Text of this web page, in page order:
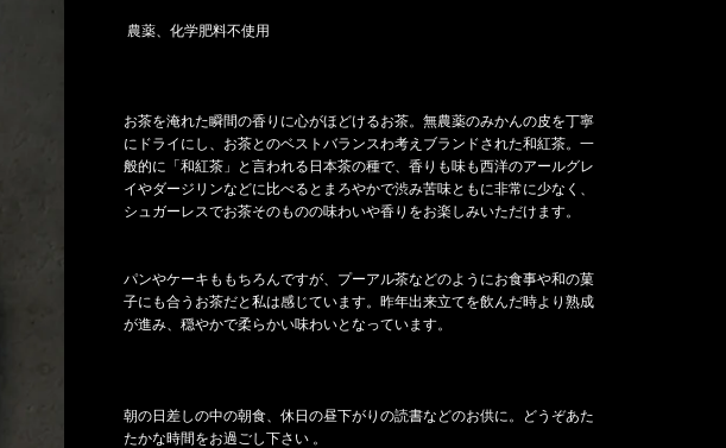
農薬、化学肥料不使用
お茶を淹れた瞬間の香りに心がほどけるお茶。無農薬のみかんの皮を丁寧
にドライにし、お茶とのベストバランスわ考えブランドされた和紅茶。一
般的に「和紅茶」と言われる日本茶の種で、香りも味も西洋のアールグレ
イやダージリンなどに比べるとまろやかで渋み苦味ともに非常に少なく、
シュガーレスでお茶そのものの味わいや香りをお楽しみいただけます。
パンやケーキももちろんですが、プーアル茶などのようにお食事や和の菓
子にも合うお茶だと私は感じています。昨年出来立てを飲んだ時より熟成
が進み、穏やかで柔らかい味わいとなっています。
朝の日差しの中の朝食、休日の昼下がりの読書などのお供に。どうぞあた
たかな時間をお過ごし下さい 。